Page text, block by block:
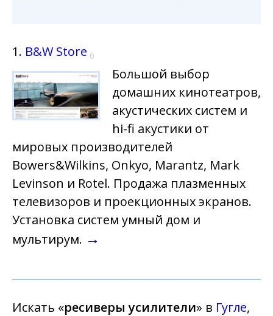
1. B&W Store 0
Большой выбор
домашних кинотеатров,
акустических систем и
hi-fi акустики от
мировых производителей
Bowers&Wilkins, Onkyo, Marantz, Mark
Levinson и Rotel. Продажа плазменных
телевизоров и проекционных экранов.
Установка систем умный дом и
мультирум. →
Искать «ресиверы усилители» в Гугле,